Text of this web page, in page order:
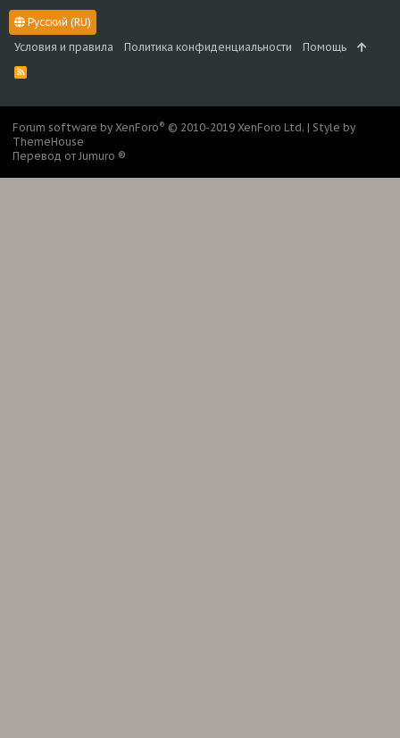
Русский (RU)
Условия и правила
Политика конфиденциальности Помощь
R
Forum software by XenForo® © 2010-2019 XenForo Ltd. | Style by
ThemeHouse
Перевод от Jumuro ®